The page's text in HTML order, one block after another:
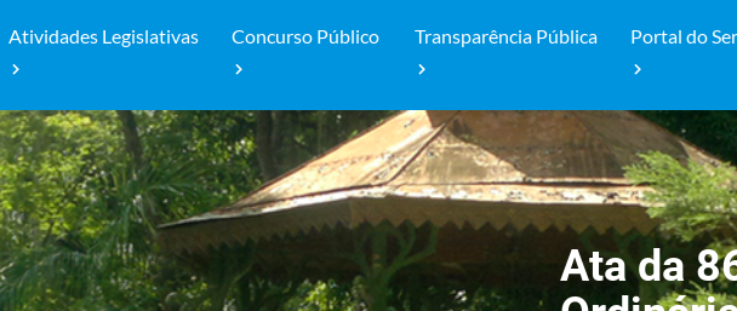
Atividades Legislativas Concurso Público Transparência Pública Portal do
Ata da